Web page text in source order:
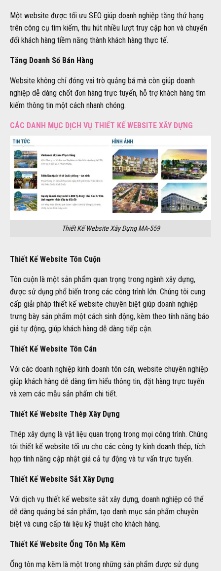
Một website được tối ưu SEO giúp doanh nghiệp tăng thứ hạng
trên công cụ tìm kiếm, thu hút nhiều lượt truy cập hơn và chuyển
đổi khách hàng tiềm năng thành khách hàng thực tế.
Tăng Doanh Số Bán Hàng
Website không chỉ đóng vai trò quảng bá mà còn giúp doanh
nghiệp dễ dàng chốt đơn hàng trực tuyến, hỗ trợ khách hàng tìm
kiếm thông tin một cách nhanh chóng.
CÁC DANH MỤC DỊCH VỤ THIẾT KẾ WEBSITE XÂY DỰNG
Thiết Kế Website Xây Dựng MA-559
Thiết Kế Website Tôn Cuộn
Tôn cuộn là một sản phẩm quan trọng trong ngành xây dựng,
được sử dụng phổ biến trong các công trình lớn. Chúng tôi cung
cấp giải pháp thiết kế website chuyên biệt giúp doanh nghiệp
trưng bày sản phẩm một cách sinh động, kèm theo tính năng báo
giá tự động, giúp khách hàng dễ dàng tiếp cận.
Thiết Kế Website Tôn Cán
Với các doanh nghiệp kinh doanh tôn cán, website chuyên nghiệp
giúp khách hàng dễ dàng tìm hiểu thông tin, đặt hàng trực tuyến
và xem các mẫu sản phẩm chi tiết.
Thiết Kế Website Thép Xây Dựng
Thép xây dựng là vật liệu quan trọng trong mọi công trình. Chúng
tôi thiết kế website tối ưu cho các công ty kinh doanh thép, tích
hợp tính năng cập nhật giá cả tự động và tư vấn trực tuyến.
Thiết Kế Website Sắt Xây Dựng
Với dịch vụ thiết kế website sắt xây dựng, doanh nghiệp có thể
dễ dàng quảng bá sản phẩm, tạo danh mục sản phẩm chuyên
biệt và cung cấp tài liệu kỹ thuật cho khách hàng.
Thiết Kế Website Ống Tôn Mạ Kẽm
Ống tôn mạ kẽm là một trong những sản phẩm được sử dụng